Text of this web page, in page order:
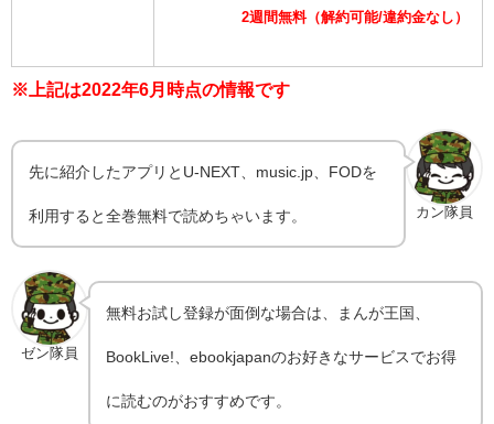
2週間無料（解約可能/違約金なし）
※上記は2022年6月時点の情報です
カン隊員
先に紹介したアプリとU-NEXT、music.jp、FODを
利用すると全巻無料で読めちゃいます。
ゼン隊員
無料お試し登録が面倒な場合は、まんが王国、
BookLive!、ebookjapanのお好きなサービスでお得
に読むのがおすすめです。